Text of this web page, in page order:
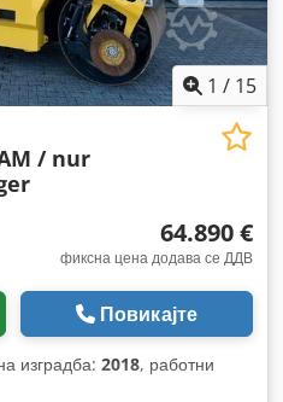
1 / 15
/ nur
64.890 €
фиксна цена додава се ДДВ
Повикајте
изградба: 2018, работни